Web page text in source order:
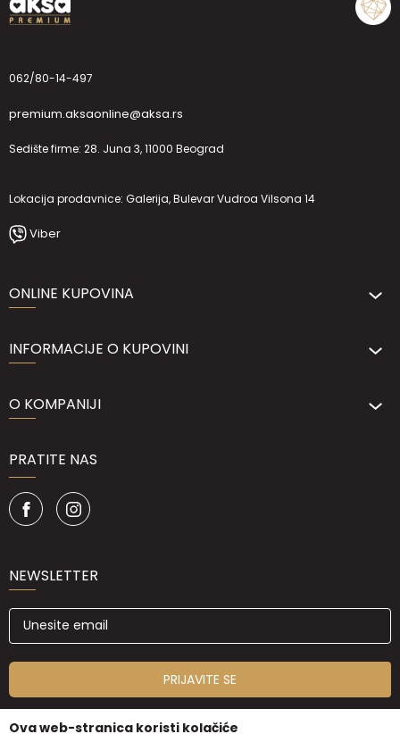
062/80-14-497
premium.aksaonline@aksa.rs
Sedište firme: 28. Juna 3, 11000 Beograd
Lokacija prodavnice: Galerija, Bulevar Vudroa Vilsona 14
Viber
ONLINE KUPOVINA
INFORMACIJE O KUPOVINI
O KOMPANIJI
PRATITE NAS
NEWSLETTER
PRIJAVITE SE
Ova web-stranica koristi kolačiće